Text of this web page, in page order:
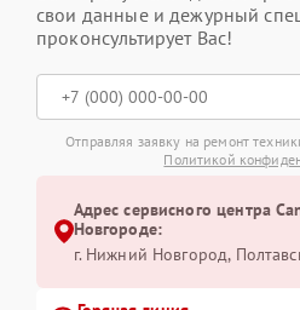
свои данные и дежурный
проконсультирует Вас!
Отправляя заявку на ремонт
Политикой
Адрес сервисного центра
Новгороде:
г. Нижний Новгород,